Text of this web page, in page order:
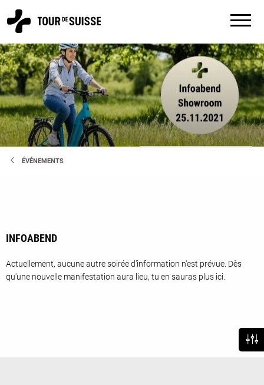
ÉVÉNEMENTS
INFOABEND
Actuellement, aucune autre soirée d'information n'est prévue. Dès
qu'une nouvelle manifestation aura lieu, tu en sauras plus ici.